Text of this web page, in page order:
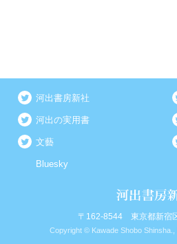
河出書房新社
河出の実用書
文藝
Bluesky
〒162-8544 東京都新宿
Copyright © Kawade Shobo Shinsha.,